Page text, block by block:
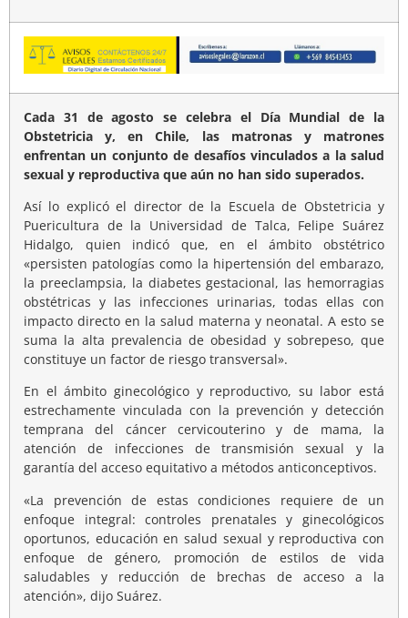
Cada 31 de agosto se celebra el Día Mundial de la
Obstetricia y, en Chile, las matronas y matrones
enfrentan un conjunto de desafíos vinculados a la salud
sexual y reproductiva que aún no han sido superados.
Así lo explicó el director de la Escuela de Obstetricia y
Puericultura de la Universidad de Talca, Felipe Suárez
Hidalgo, quien indicó que, en el ámbito obstétrico
«persisten patologías como la hipertensión del embarazo,
la preeclampsia, la diabetes gestacional, las hemorragias
obstétricas y las infecciones urinarias, todas ellas con
impacto directo en la salud materna y neonatal. A esto se
suma la alta prevalencia de obesidad y sobrepeso, que
constituye un factor de riesgo transversal».
En el ámbito ginecológico y reproductivo, su labor está
estrechamente vinculada con la prevención y detección
temprana del cáncer cervicouterino y de mama, la
atención de infecciones de transmisión sexual y la
garantía del acceso equitativo a métodos anticonceptivos.
«La prevención de estas condiciones requiere de un
enfoque integral: controles prenatales y ginecológicos
oportunos, educación en salud sexual y reproductiva con
enfoque de género, promoción de estilos de vida
saludables y reducción de brechas de acceso a la
atención», dijo Suárez.